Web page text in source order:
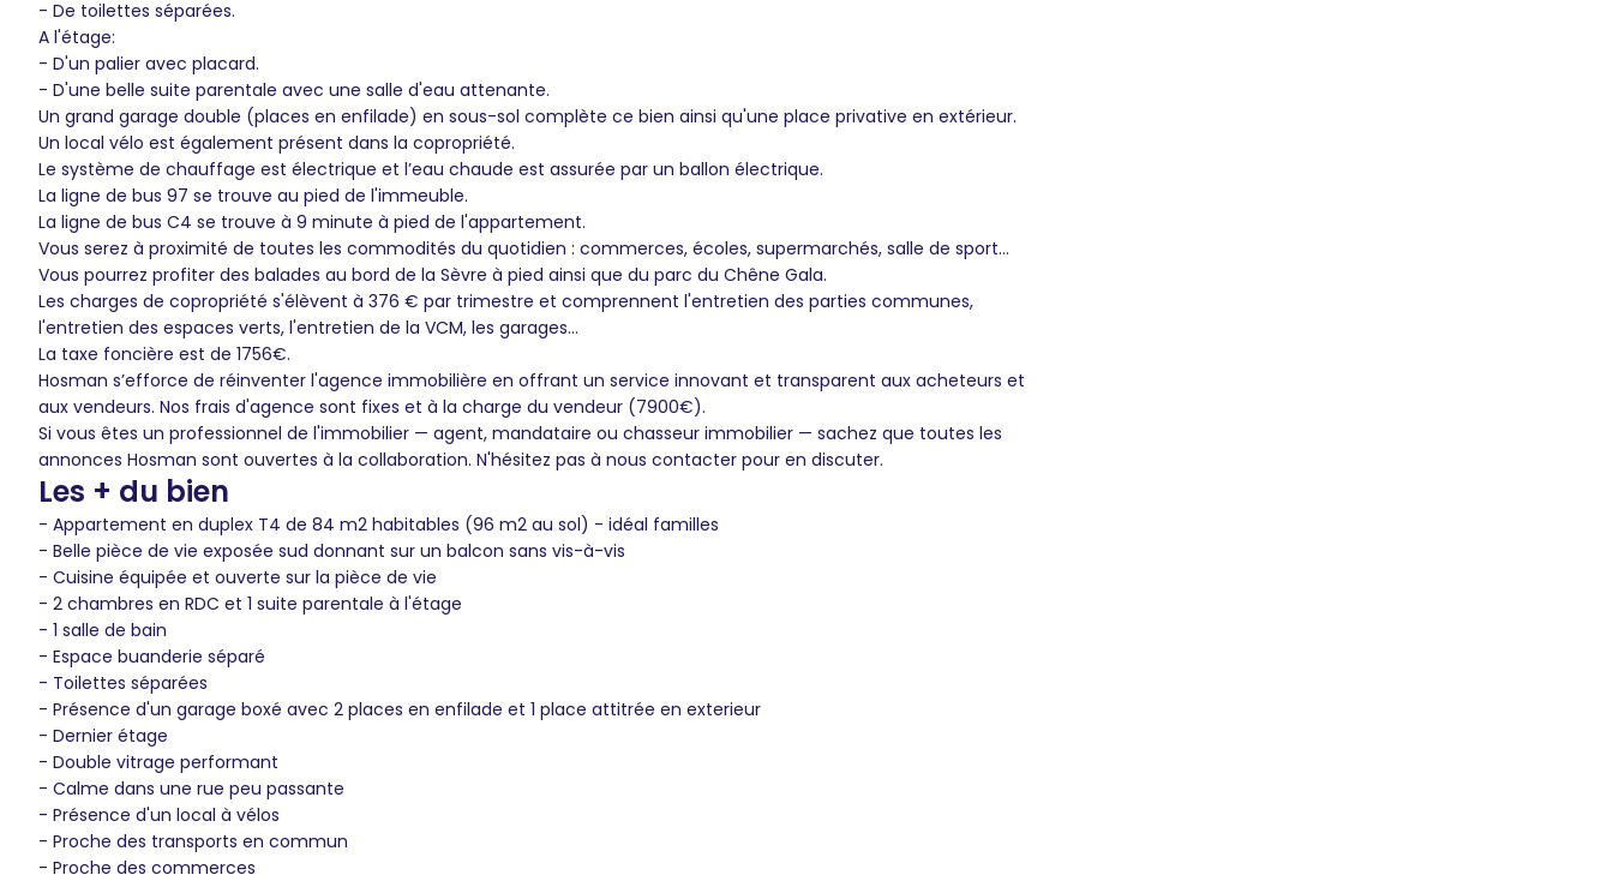
- De toilettes séparées.
A l'étage:
- D'un palier avec placard.
- D'une belle suite parentale avec une salle d'eau attenante.
Un grand garage double (places en enfilade) en sous-sol complète ce bien ainsi qu'une place privative en extérieur.
Un local vélo est également présent dans la copropriété.
Le système de chauffage est électrique et l’eau chaude est assurée par un ballon électrique.
La ligne de bus 97 se trouve au pied de l'immeuble.
La ligne de bus C4 se trouve à 9 minute à pied de l'appartement.
Vous serez à proximité de toutes les commodités du quotidien : commerces, écoles, supermarchés, salle de sport...
Vous pourrez profiter des balades au bord de la Sèvre à pied ainsi que du parc du Chêne Gala.
Les charges de copropriété s'élèvent à 376 € par trimestre et comprennent l'entretien des parties communes,
l'entretien des espaces verts, l'entretien de la VCM, les garages...
La taxe foncière est de 1756€.
Hosman s’efforce de réinventer l'agence immobilière en offrant un service innovant et transparent aux acheteurs et
aux vendeurs. Nos frais d'agence sont fixes et à la charge du vendeur (7900€).
Si vous êtes un professionnel de l'immobilier — agent, mandataire ou chasseur immobilier — sachez que toutes les
annonces Hosman sont ouvertes à la collaboration. N'hésitez pas à nous contacter pour en discuter.
Les + du bien
- Appartement en duplex T4 de 84 m2 habitables (96 m2 au sol) - idéal familles
- Belle pièce de vie exposée sud donnant sur un balcon sans vis-à-vis
- Cuisine équipée et ouverte sur la pièce de vie
- 2 chambres en RDC et 1 suite parentale à l'étage
- 1 salle de bain
- Espace buanderie séparé
- Toilettes séparées
- Présence d'un garage boxé avec 2 places en enfilade et 1 place attitrée en exterieur
- Dernier étage
- Double vitrage performant
- Calme dans une rue peu passante
- Présence d'un local à vélos
- Proche des transports en commun
- Proche des commerces